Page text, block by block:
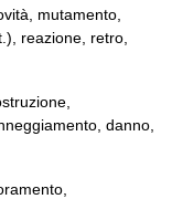
mutamento,
reazione, retro,
danno,